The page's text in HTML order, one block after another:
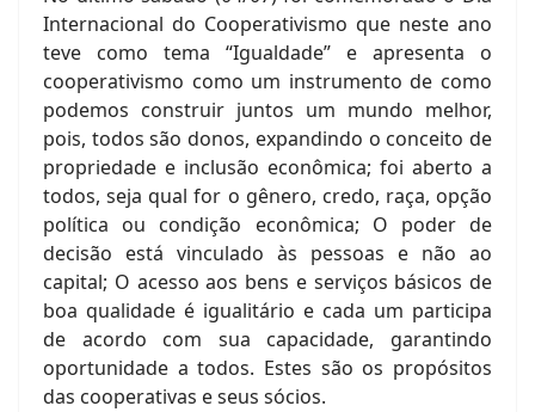
Internacional do Cooperativismo que neste ano
teve como tema “Igualdade” e apresenta o
cooperativismo como um instrumento de como
podemos construir juntos um mundo melhor,
pois, todos são donos, expandindo o conceito de
propriedade e inclusão econômica; foi aberto a
todos, seja qual for o gênero, credo, raça, opção
política ou condição econômica; O poder de
decisão está vinculado às pessoas e não ao
capital; O acesso aos bens e serviços básicos de
boa qualidade é igualitário e cada um participa
de acordo com sua capacidade, garantindo
oportunidade a todos. Estes são os propósitos
das cooperativas e seus sócios.